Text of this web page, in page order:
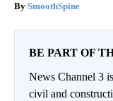
SmoothSpine
BE PART OF
News Channel 3
civil and